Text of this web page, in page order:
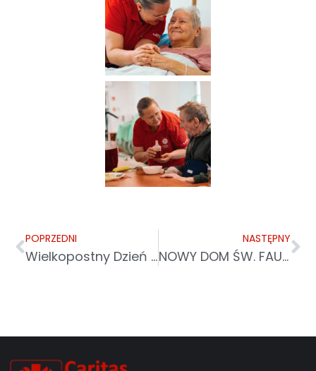
POPRZEDNI
Wielkopostny Dzień Skupienia Pracowników Caritas Archidiecezji Przemyskiej
NASTĘPNY
NOWY DOM ŚW. FAUSTYNY W ZBOISKACH JUŻ OTWARTY